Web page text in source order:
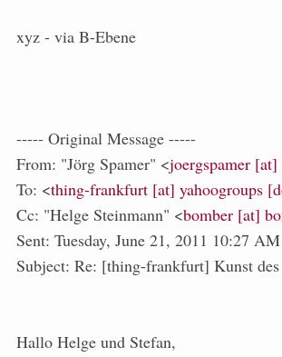
xyz - via B-Ebene
----- Original Message -----
From: "Jörg Spamer" <joergspamer
To: <thing-frankfurt [at] yahoogroups
Cc: "Helge Steinmann" <bomber [at]
Sent: Tuesday, June 21, 2011 10:27 AM
Subject: Re: [thing-frankfurt] Kunst des
Hallo Helge und Stefan,